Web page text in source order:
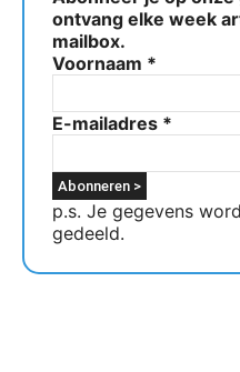
ontvang elke week
mailbox.
Voornaam *
E-mailadres *
p.s. Je gegevens
gedeeld.